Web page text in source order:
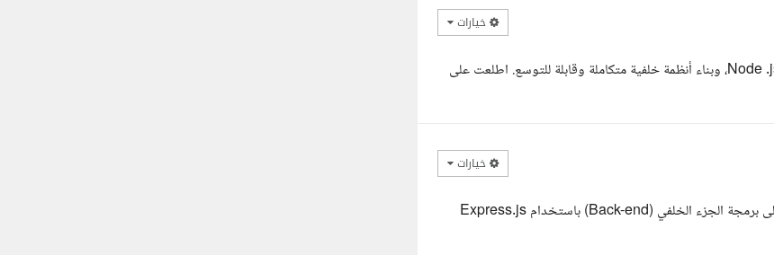
خيارات
السلام عليكم، أنا بسنت ماهر، مطورة برمجيات بخبرة قوية في Node .js / Express.js، وبناء أنظمة خلفية متكاملة وقابلة للتوسع. اطلعت على
خيارات
اطلعت على طلبك وأفهم أن واجهة الموقع (Front-end) جاهزة، وتحتاج فقط إلى برمجة الجزء الخلفي (Back-end) باستخدام Express.js